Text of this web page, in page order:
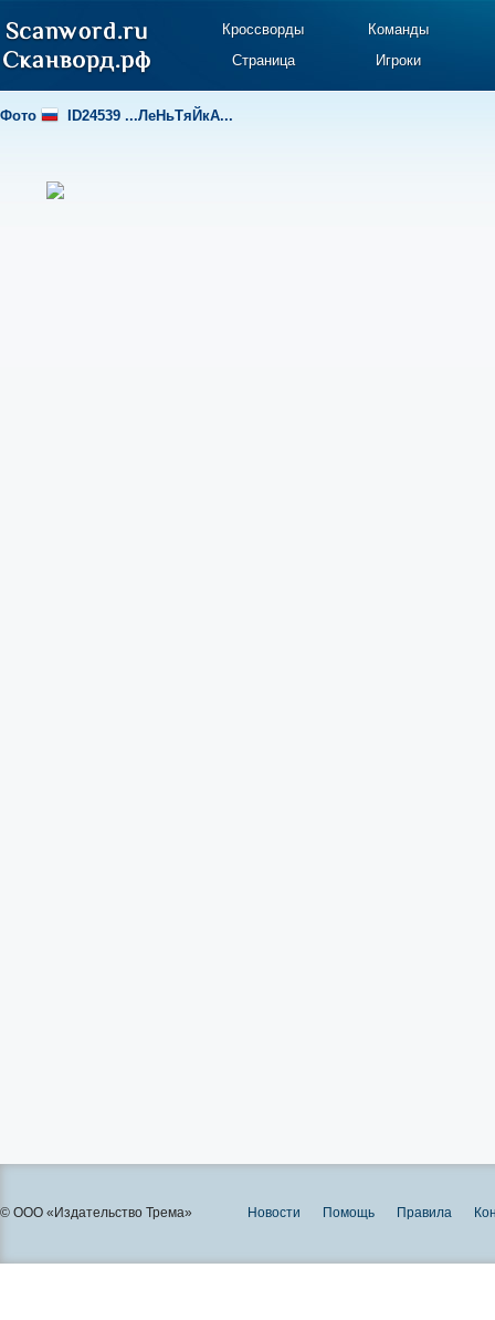
Кроссворды
Команды
Страница
Игроки
Фото ID24539 ...ЛеНьТяЙкА...
© ООО «Издательство Трема» Новости Помощь Правила